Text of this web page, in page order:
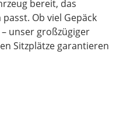
bereit, das
Ob viel Gepäck
unser großzügiger
Sitzplätze garantieren